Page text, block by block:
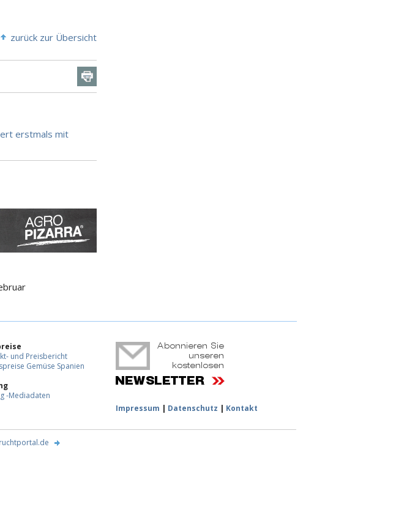
zurück zur Übersicht
erstmals mit
und Preisbericht
Gemüse Spanien
-Mediadaten
Impressum | Datenschutz | Kontakt